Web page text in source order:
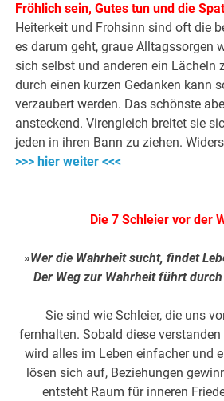
Fröhlich sein, Gutes tun und die
Heiterkeit und Frohsinn sind oft die
es darum geht, graue Alltagssorgen
sich selbst und anderen ein Lächeln
durch einen kurzen Gedanken kann
verzaubert werden. Das schönste
ansteckend. Virengleich breitet sie
jeden in ihren Bann zu ziehen.
>>> hier weiter <<<
Die 7 Schleier vor der
»Wer die Wahrheit sucht, findet
Der Weg zur Wahrheit führt
Sie sind wie Schleier, die uns
fernhalten. Sobald diese
wird alles im Leben einfacher und
lösen sich auf, Beziehungen
entsteht Raum für inneren